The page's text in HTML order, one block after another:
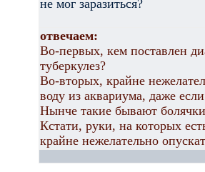
не мог заразиться?
отвечаем:
Во-первых, кем поставлен
туберкулез?
Во-вторых, крайне
воду из аквариума, даже
Нынче такие бывают
Кстати, руки, на которых
крайне нежелательно